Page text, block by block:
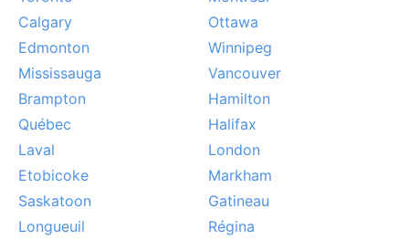
Calgary
Ottawa
Edmonton
Winnipeg
Mississauga
Vancouver
Brampton
Hamilton
Québec
Halifax
Laval
London
Etobicoke
Markham
Saskatoon
Gatineau
Longueuil
Régina